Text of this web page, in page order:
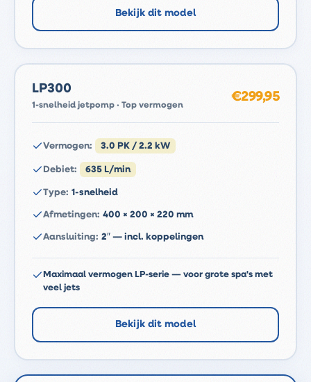
Bekijk dit model
LP300
1-snelheid jetpomp · Top vermogen
€299,95
Vermogen: 3.0 PK / 2.2 kW
Debiet: 635 L/min
Type: 1-snelheid
Afmetingen: 400 × 200 × 220 mm
Aansluiting: 2″ — incl. koppelingen
Maximaal vermogen LP-serie — voor grote spa's met
veel jets
Bekijk dit model